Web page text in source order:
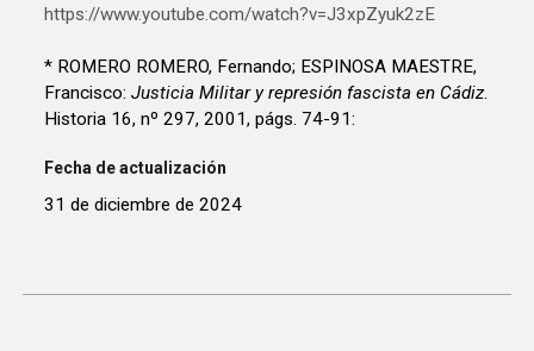
https://www.youtube.com/watch?v=J3xpZyuk2zE
* ROMERO ROMERO, Fernando; ESPINOSA MAESTRE,
Francisco:Justicia Militar y represión fascista en Cádiz.
Historia 16, nº 297, 2001, págs. 74-91:
Fecha de actualización
31 de diciembre de 2024